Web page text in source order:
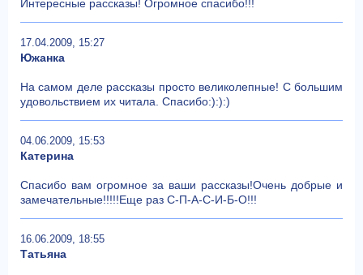
Интересные рассказы! Огромное спасибо!!!
17.04.2009, 15:27
Южанка
На самом деле рассказы просто великолепные! С большим
удовольствием их читала. Спасибо:):):)
04.06.2009, 15:53
Катерина
Спасибо вам огромное за ваши рассказы!Очень добрые и
замечательные!!!!!Еще раз С-П-А-С-И-Б-О!!!
16.06.2009, 18:55
Татьяна